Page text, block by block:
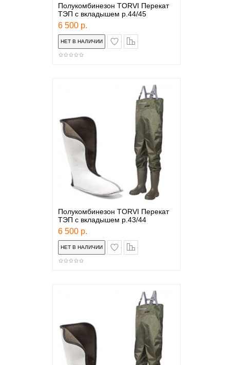
Полукомбинезон TORVI Перекат
ТЭП с вкладышем р.44/45
6 500 р.
в закладки
Полукомбинезон TORVI Перекат
ТЭП с вкладышем р.43/44
6 500 р.
в закладки